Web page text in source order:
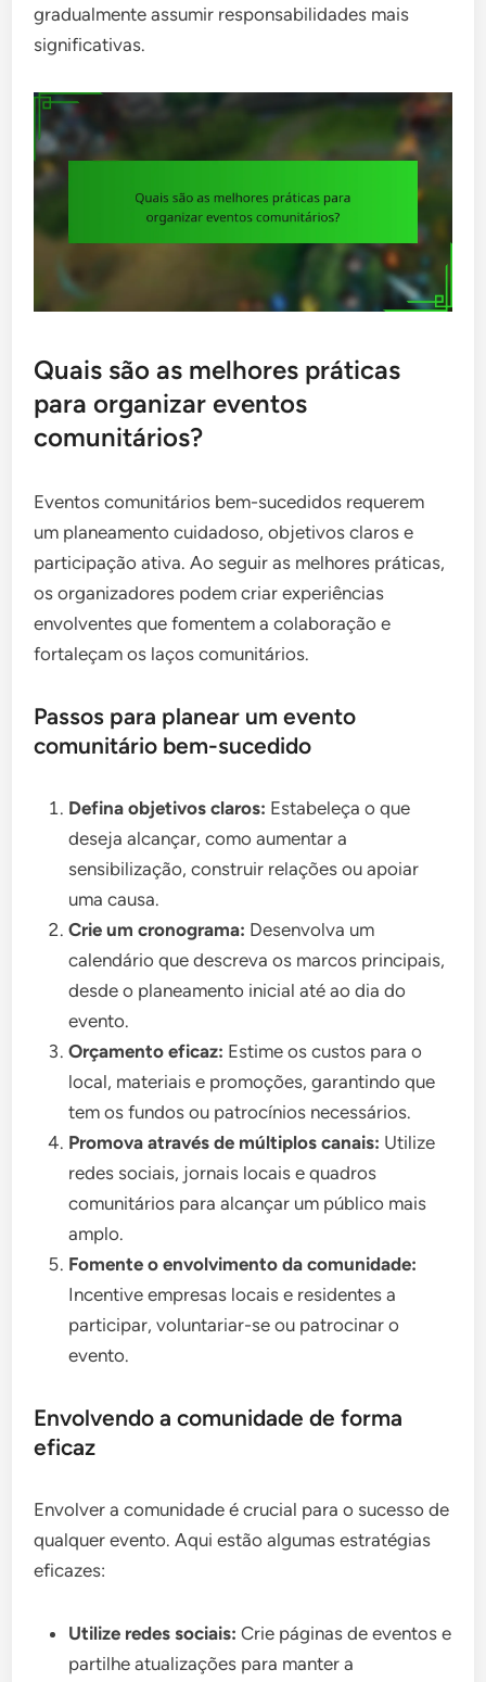
gradualmente assumir responsabilidades mais
significativas.
Quais são as melhores práticas
para organizar eventos
comunitários?
Eventos comunitários bem-sucedidos requerem
um planeamento cuidadoso, objetivos claros e
participação ativa. Ao seguir as melhores práticas,
os organizadores podem criar experiências
envolventes que fomentem a colaboração e
fortaleçam os laços comunitários.
Passos para planear um evento
comunitário bem-sucedido
Defina objetivos claros: Estabeleça o que
deseja alcançar, como aumentar a
sensibilização, construir relações ou apoiar
uma causa.
Crie um cronograma: Desenvolva um
calendário que descreva os marcos principais,
desde o planeamento inicial até ao dia do
evento.
Orçamento eficaz: Estime os custos para o
local, materiais e promoções, garantindo que
tem os fundos ou patrocínios necessários.
Promova através de múltiplos canais: Utilize
redes sociais, jornais locais e quadros
comunitários para alcançar um público mais
amplo.
Fomente o envolvimento da comunidade:
Incentive empresas locais e residentes a
participar, voluntariar-se ou patrocinar o
evento.
Envolvendo a comunidade de forma
eficaz
Envolver a comunidade é crucial para o sucesso de
qualquer evento. Aqui estão algumas estratégias
eficazes:
Utilize redes sociais: Crie páginas de eventos e
partilhe atualizações para manter a